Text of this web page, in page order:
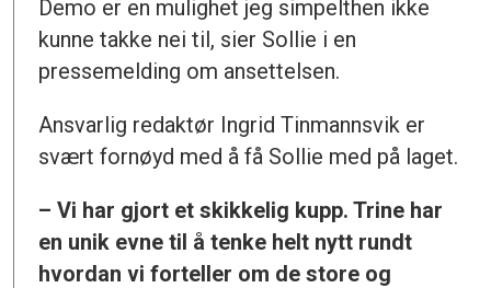
Demo er en mulighet jeg simpelthen ikke
kunne takke nei til, sier Sollie i en
pressemelding om ansettelsen.
Ansvarlig redaktør Ingrid Tinmannsvik er
svært fornøyd med å få Sollie med på laget.
– Vi har gjort et skikkelig kupp. Trine har
en unik evne til å tenke helt nytt rundt
hvordan vi forteller om de store og